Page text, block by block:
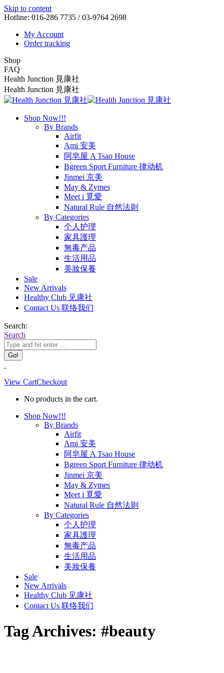
Skip to content
Hotline: 016-286 7735 / 03-9764 2698
My Account
Order tracking
Shop
FAQ
Health Junction 見康社
Health Junction 見康社
Shop Now!!!
By Brands
Airfit
Ami 安美
阿皂屋 A Tsao House
Bgreen Sport Furniture 律动机
Jinmei 京美
May & Zymes
Meet i 覓愛
Natural Rule 自然法则
By Categories
个人护理
家具護理
無毒产品
生活用品
美妝保養
Sale
New Arrivals
Healthy Club 见康社
Contact Us 联络我们
Search:
Search
View CartCheckout
No products in the cart.
Shop Now!!!
By Brands
Airfit
Ami 安美
阿皂屋 A Tsao House
Bgreen Sport Furniture 律动机
Jinmei 京美
May & Zymes
Meet i 覓愛
Natural Rule 自然法则
By Categories
个人护理
家具護理
無毒产品
生活用品
美妝保養
Sale
New Arrivals
Healthy Club 见康社
Contact Us 联络我们
Tag Archives: #beauty